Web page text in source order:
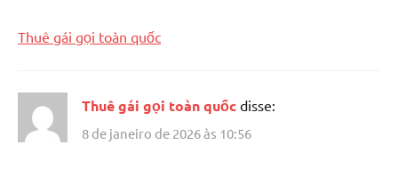
Thuê gái gọi toàn quốc
Thuê gái gọi toàn quốc disse:
8 de janeiro de 2026 às 10:56